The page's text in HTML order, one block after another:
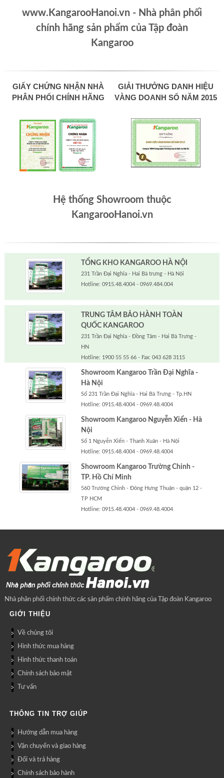
www.KangarooHanoi.vn - Nhà phân phối
chính hãng sản phẩm của Tập đoàn
Kangaroo
GIẤY CHỨNG NHẬN NHÀ
PHÂN PHỐI CHÍNH HÃNG
GIẢI THƯỞNG DANH HIỆU
VÀNG DOANH SỐ NĂM 2015
Hệ thống Showroom thuộc
KangarooHanoi.vn
TỔNG KHO KANGAROO HÀ NỘI
231 Trần Đại Nghĩa - Hai Bà trưng - Hà Nội
Hotline: 0915.48.4004 - 0969.484.004
TRUNG TÂM BẢO HÀNH TOÀN
QUỐC KANGAROO
231 Trần Đại Nghĩa - Đồng Tâm - Hai Bà Trưng -
HN
Hotline: 1900 55 55 66 - Fax: 043 628 3115
Showroom Kangaroo Trần Đại Nghĩa -
Hà Nội
Số 231 Trần Đại Nghĩa - Hai Bà Trưng - Tp.HN
Hotline: 0915.48.4004 - 0969.48.4004
Showroom Kangaroo Nguyễn Xiển - Hà
Nội
Số 1 Nguyễn Xiển - Thanh Xuân - Hà Nội
Hotline: 0915.48.4004 - 0969.48.4004
Showroom Kangaroo Trường Chinh -
TP. Hồ Chí Minh
560 Trường Chinh - Đông Hưng Thuận - quận 12 -
TP HCM
Hotline: 0915.48.4004 - 0969.48.4004
Nhà phân phối chính thức các sản phẩm chính hãng của Tập đoàn Kangaroo
GIỚI THIỆU
Về chúng tôi
Hình thức mua hàng
Hình thức thanh toán
Chính sách bảo mật
Tư vấn
THÔNG TIN TRỢ GIÚP
Hướng dẫn mua hàng
Vận chuyển và giao hàng
Đổi và trả hàng
Chính sách bảo hành